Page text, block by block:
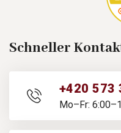
Schneller
+420 573
Mo–Fr: